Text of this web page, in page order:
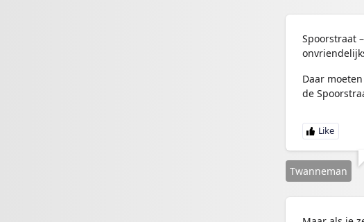
Spoorstraat
Daar
de
Twanneman